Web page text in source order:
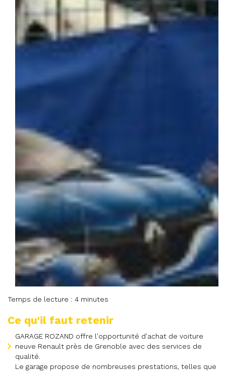
Temps de lecture : 4 minutes
Ce qu'il faut retenir
GARAGE ROZAND offre l'opportunité d'achat de voiture
neuve Renault près de Grenoble avec des services de
qualité.
Le garage propose de nombreuses prestations, telles que